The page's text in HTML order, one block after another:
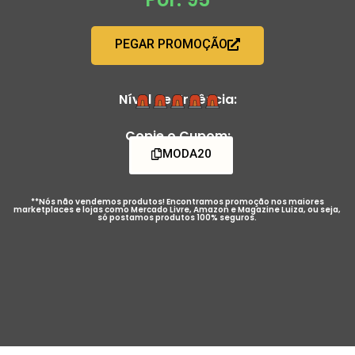
PEGAR PROMOÇÃO
Nível de Urgência:
Copie o Cupom:
MODA20
**Nós não vendemos produtos! Encontramos promoção nos maiores
marketplaces e lojas como Mercado Livre, Amazon e Magazine Luiza, ou seja,
só postamos produtos 100% seguros.